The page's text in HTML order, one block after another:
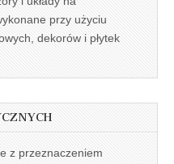
przy użyciu
dekorów i płytek
z przeznaczeniem